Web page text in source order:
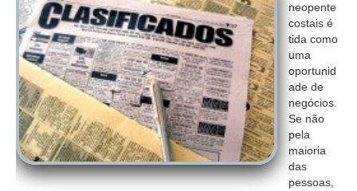
neopente
costais é
tida como
uma
oportunid
ade de
negócios.
Se não
pela
maioria
das
pessoas,